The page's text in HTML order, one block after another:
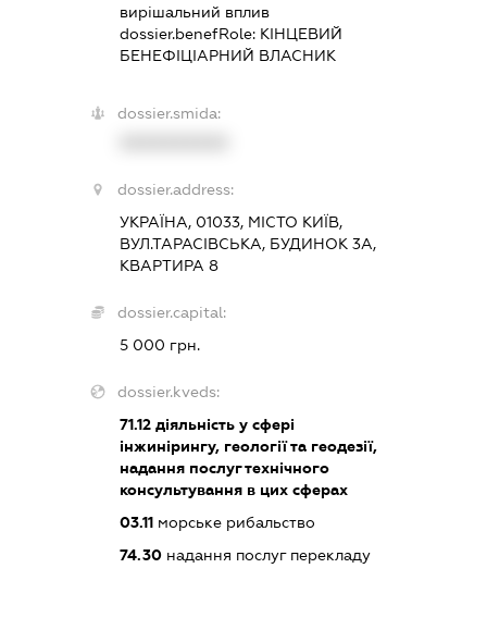
вирішальний вплив
dossier.benefRole: КІНЦЕВИЙ
БЕНЕФІЦІАРНИЙ ВЛАСНИК
dossier.smida:
dossier.address:
УКРАЇНА, 01033, МІСТО КИЇВ,
ВУЛ.ТАРАСІВСЬКА, БУДИНОК 3А,
КВАРТИРА 8
dossier.capital:
5 000 грн.
dossier.kveds:
71.12діяльність у сфері
інжинірингу, геології та геодезії,
надання послуг технічного
консультування в цих сферах
03.11морське рибальство
74.30надання послуг перекладу